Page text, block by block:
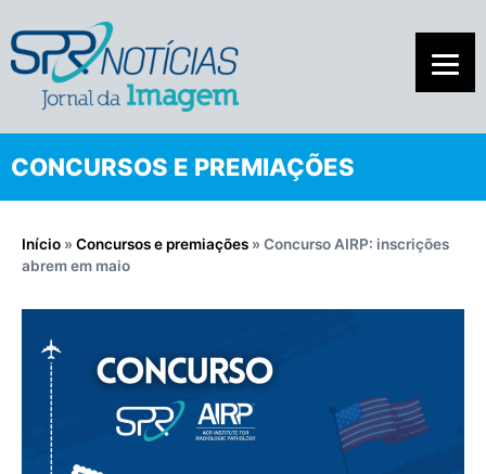
CONCURSOS E PREMIAÇÕES
Início » Concursos e premiações » Concurso AIRP: inscrições
abrem em maio